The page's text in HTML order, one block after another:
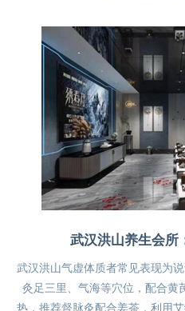
武汉洪山养生会所
武汉洪山气虚体质者常见表现为
灸足三里、气海等穴位，配合黄
热，推荐督脉灸配合姜茶，利用